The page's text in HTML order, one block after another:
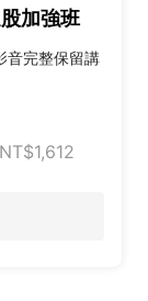
加強班
音完整保留講